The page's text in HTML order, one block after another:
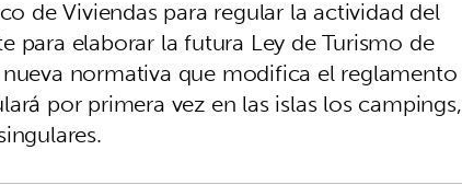
de Viviendas para regular la actividad del
para elaborar la futura Ley de Turismo de
normativa que modifica el reglamento
por primera vez en las islas los campings,